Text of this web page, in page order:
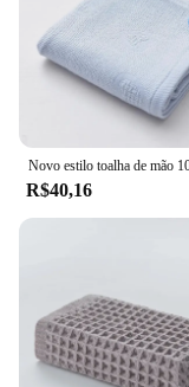
R$40,16